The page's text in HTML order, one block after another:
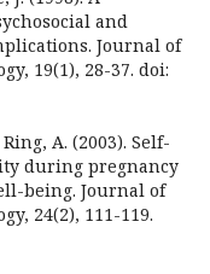
and
Journal of
19(1), 28-37. doi:
A. (2003). Self-
during pregnancy
being. Journal of
24(2), 111-119.